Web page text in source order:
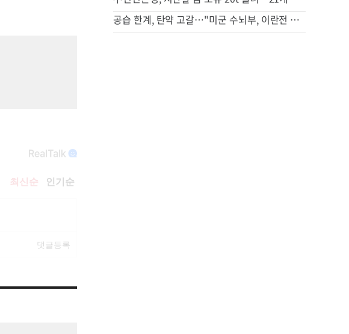
공습 한계, 탄약 고갈…"미군 수뇌부, 이란전 출구전략 모색중"